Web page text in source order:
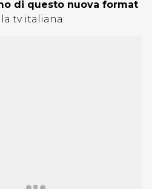
di questo nuova format
tv italiana: